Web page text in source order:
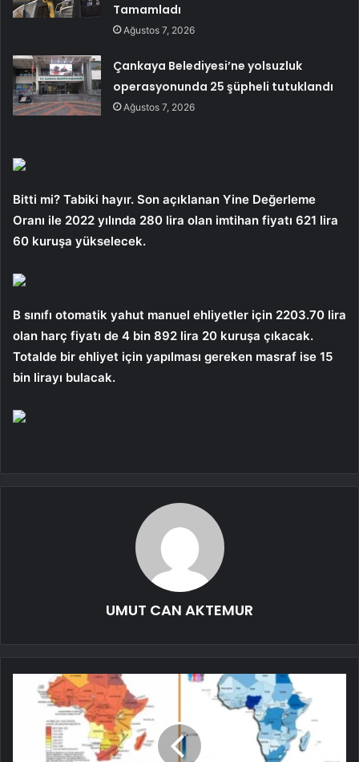
Tamamladı
Ağustos 7, 2026
Çankaya Belediyesi’ne yolsuzluk
operasyonunda 25 şüpheli tutuklandı
Ağustos 7, 2026
Bitti mi? Tabiki hayır. Son açıklanan Yine Değerleme
Oranı ile 2022 yılında 280 lira olan imtihan fiyatı 621 lira
60 kuruşa yükselecek.
B sınıfı otomatik yahut manuel ehliyetler için 2203.70 lira
olan harç fiyatı de 4 bin 892 lira 20 kuruşa çıkacak.
Totalde bir ehliyet için yapılması gereken masraf ise 15
bin lirayı bulacak.
UMUT CAN AKTEMUR